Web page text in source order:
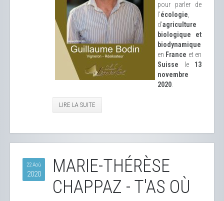
pour parler de
l'écologie
d'agriculture
biologique et
biodynamique
en France et en
Suisse le 13
novembre
2020
LIRE LA SUITE
22 Aoû
2020
MARIE-THÉRÈSE
CHAPPAZ - T'AS OÙ